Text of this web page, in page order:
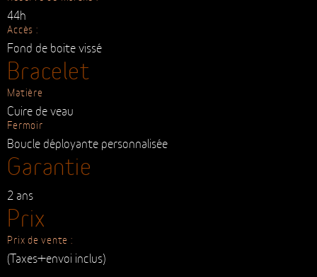
Swiss made STP 1-11
44h
Accès :
Fond de boite vissé
Bracelet
Cuire de veau
Fermoir
Garantie
2 ans
Prix